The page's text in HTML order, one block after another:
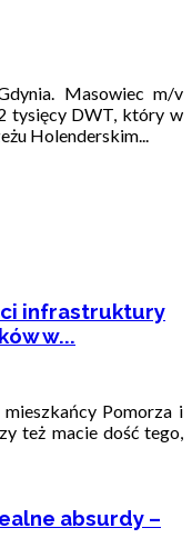
Masowiec m/v
tysięcy DWT, który w
Holenderskim...
infrastruktury
w...
Pomorza i
też macie dość tego,
absurdy –